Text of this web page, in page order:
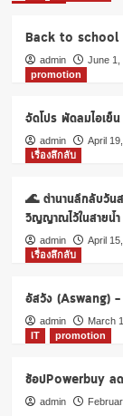
Back to school
admin June 1,
promotion
จัดโปร พัดลมไอเ
admin April
เรื่องลึกลับ
🌊 ตำนานลึกลับวัน
วิญญาณไว้ในสายน้ำ
admin April
เรื่องลึกลับ
อัสวัง (Aswang) –
admin March
IT
promotion
ช้อปPowerbuy ล
admin